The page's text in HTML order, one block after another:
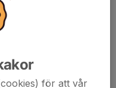
för att vår